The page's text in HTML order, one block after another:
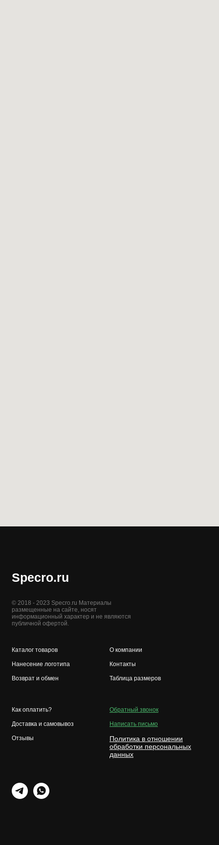
Specro.ru
© 2018 - 2023 Specro.ru Материалы
размещенные на сайте, носят
информационный характер и не являются
публичной офертой.
Каталог товаров
Нанесение логотипа
Возврат и обмен
О компании
Контакты
Таблица размеров
Как оплатить?
Доставка и самовывоз
Отзывы
Обратный звонок
Написать письмо
Политика в отношении
обработки персональных
данных